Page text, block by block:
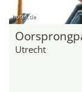
hotel.de
Utrecht